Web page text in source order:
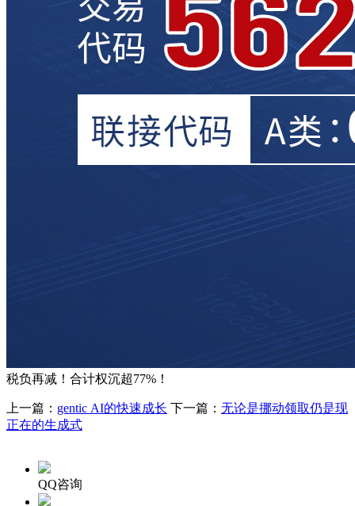
税负再减！合计权沉超77%！
上一篇： gentic AI的快速成长 下一篇： 无论是挪动领取仍是现
正在的生成式
QQ咨询